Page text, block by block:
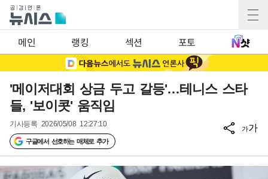
메인 랭킹 섹션 포토
'메이저대회 상금 두고 갈등'…테니스 스타
들, '보이콧' 움직임
기사등록 2026/05/08 12:27:10
구글에서 선호하는 매체로 추가
가가